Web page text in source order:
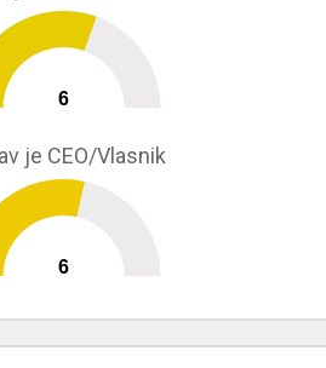
6
je CEO/Vlasnik
6